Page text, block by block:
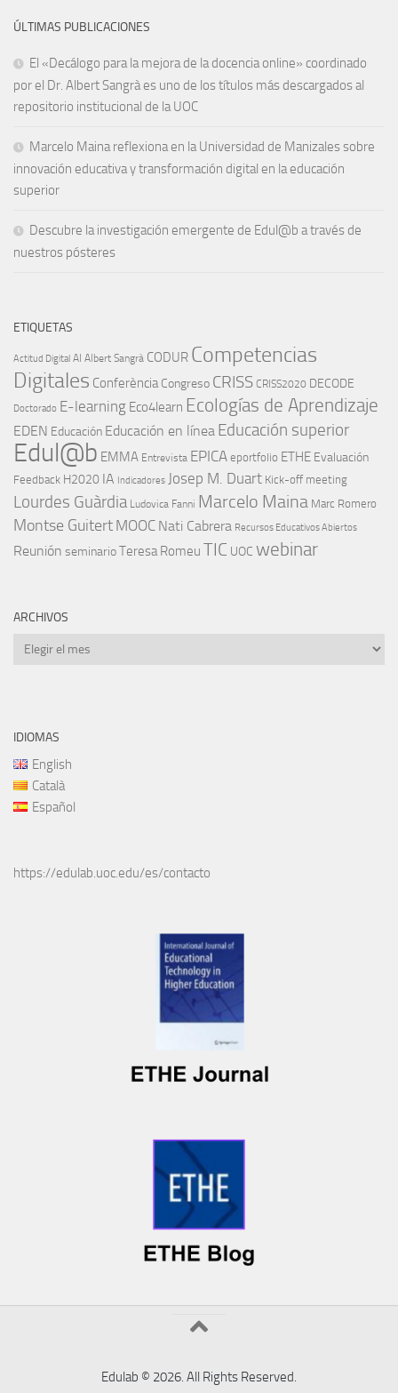
ÚLTIMAS PUBLICACIONES
El «Decálogo para la mejora de la docencia online» coordinado
por el Dr. Albert Sangrà es uno de los títulos más descargados al
repositorio institucional de la UOC
Marcelo Maina reflexiona en la Universidad de Manizales sobre
innovación educativa y transformación digital en la educación
superior
Descubre la investigación emergente de Edul@b a través de
nuestros pósteres
ETIQUETAS
Actitud Digital AI Albert Sangrà CODUR Competencias
Digitales Conferència Congreso CRISS CRISS2020 DECODE
Doctorado E-learning Eco4learn Ecologías de Aprendizaje
EDEN Educación Educación en línea Educación superior
Edul@b EMMA Entrevista EPICA eportfolio ETHE Evaluación
Feedback H2020 IA Indicadores Josep M. Duart Kick-off meeting
Lourdes Guàrdia Ludovica Fanni Marcelo Maina Marc Romero
Montse Guitert MOOC Nati Cabrera Recursos Educativos Abiertos
Reunión seminarioTeresa Romeu TIC UOC webinar
ARCHIVOS
Archivos
IDIOMAS
English
Català
Español
https://edulab.uoc.edu/es/contacto
Edulab © 2026. All Rights Reserved.